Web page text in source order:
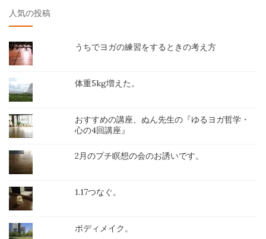
人気の投稿
うちでヨガの練習をするときの考え方
体重5kg増えた。
おすすめの講座、ぬん先生の『ゆるヨガ哲学・
心の4回講座』
2月のプチ瞑想の会のお誘いです。
1.17つなぐ。
ボディメイク。